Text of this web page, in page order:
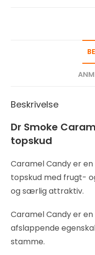
Beskrivelse
Dr Smoke
topskud
Caramel Candy er
topskud med frugt-
og særlig attraktiv.
Caramel Candy er
afslappende
stamme.